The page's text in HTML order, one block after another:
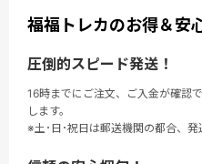
福福トレカのお得＆安
圧倒的スピード発送！
16時までにご注文、ご入金が確認
します。
※土･日･祝日は郵送機関の都合、発